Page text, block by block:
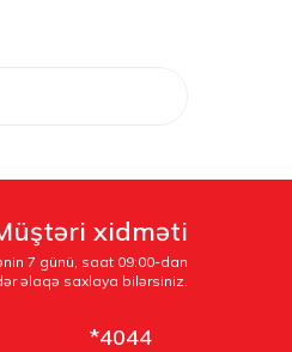
xidməti
7 günü, saat 09:00-dan
əlaqə saxlaya bilərsiniz.
*4044